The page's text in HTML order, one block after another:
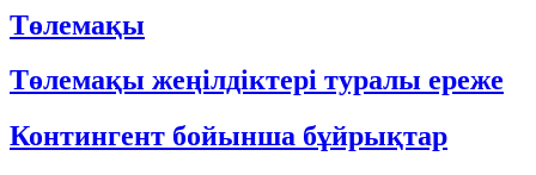
Төлемақы
Төлемақы жеңілдіктері туралы ереже
Контингент бойынша бұйрықтар